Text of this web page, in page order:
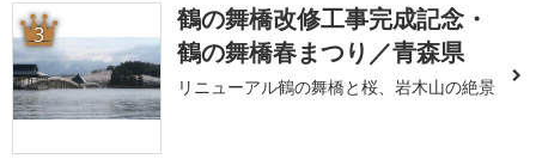
3
鶴の舞橋改修工事完成記念・
鶴の舞橋春まつり／青森県
リニューアル鶴の舞橋と桜、岩木山の絶景